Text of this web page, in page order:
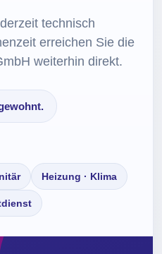
technisch
erreichen Sie die
weiterhin direkt.
Heizung · Klima